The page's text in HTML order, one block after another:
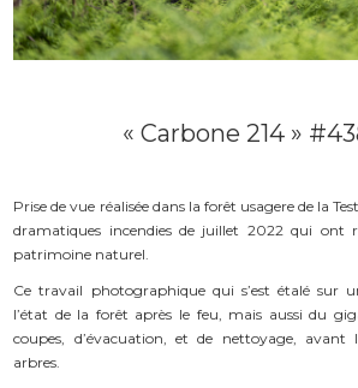
« Carbone 214 »
Prise de vue réalisée dans la forêt usagere de la
dramatiques incendies de juillet 2022 qui ont
patrimoine naturel.
Ce travail photographique qui s’est étalé sur
l’état de la forêt après le feu, mais aussi du
coupes, d’évacuation, et de nettoyage, avant
arbres.